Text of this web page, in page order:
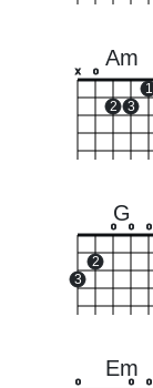
Am
x o
2 3
1
G
3
2
o o o
Em
o o o